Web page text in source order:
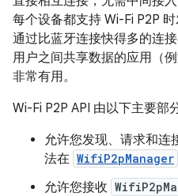
每个设备都支持 Wi-Fi P2P
通过比蓝牙连接快得多的连
用户之间共享数据的应用（
非常有用。
Wi-Fi P2P API 由以下主要部
允许您发现、请求和连
法在 WifiP2pManager
允许您接收